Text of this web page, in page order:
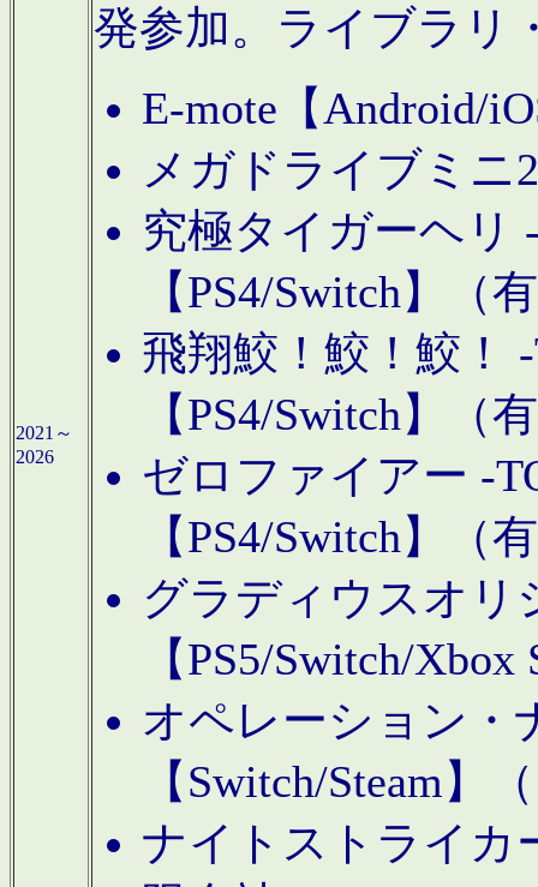
2021～
2026
発参加。ライブラリ
E-mote【Android/
メガドライブミニ
究極タイガーヘリ
【PS4/Switch】（
飛翔鮫！鮫！鮫！
【PS4/Switch】（
ゼロファイアー -
【PS4/Switch】（
グラディウスオリ
【PS5/Switch/
オペレーション・
【Switch/Steam】
ナイトストライカ